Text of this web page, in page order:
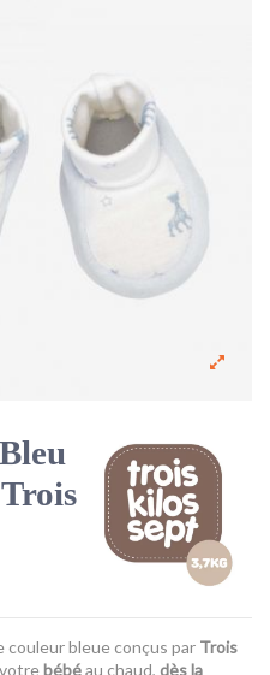
couleur bleue conçus par Trois
bébéau chaud, dès la